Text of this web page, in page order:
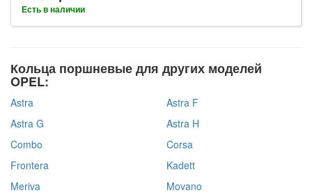
Есть в наличии
Кольца поршневые для других моделей
OPEL:
Astra
Astra F
Astra G
Astra H
Combo
Corsa
Frontera
Kadett
Meriva
Movano